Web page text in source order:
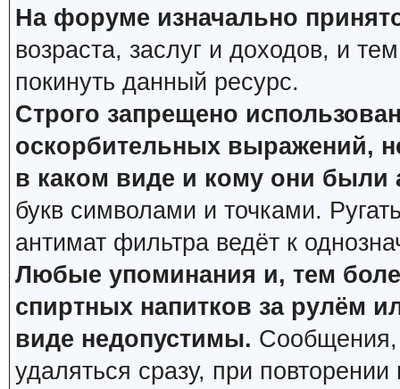
На форуме изначально
возраста, заслуг и доходов, и
покинуть данный ресурс.
Строго запрещено
оскорбительных выражений,
в каком виде и кому они были
букв символами и точками.
антимат фильтра ведёт к
Любые упоминания и, тем
спиртных напитков за рулём
виде недопустимы. Сообщения,
удаляться сразу, при